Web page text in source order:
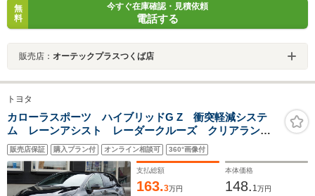
無
料
今すぐ在庫確認・見積依頼
電話する
販売店： オーテックプラスつくば店
トヨタ
カローラスポーツ ハイブリッドG Z 衝突軽減システ
ム レーンアシスト レーダークルーズ クリアランス
ソナー オートハイビーム 純正ディスプレイオーディ
オナビ バックカメラ Bluetooth ビルトイン
ETC2.0 LEDヘッドライト
販売店保証 購入プラン付 オンライン相談可 360°画像付
支払総額
163.3万円
本体価格
148. 1 万円